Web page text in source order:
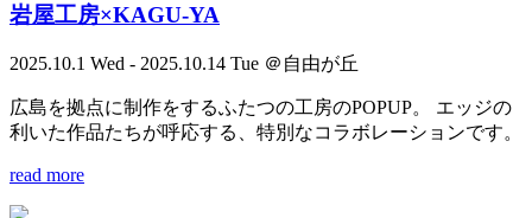
岩屋工房×KAGU-YA
2025.10.1 Wed - 2025.10.14 Tue ＠自由が丘
広島を拠点に制作をするふたつの工房のPOPUP。 エッジの
利いた作品たちが呼応する、特別なコラボレーションです。
read more